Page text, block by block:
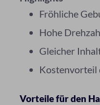
Fröhliche
Hohe
Gleicher
Kostenvorteil
Vorteile für den